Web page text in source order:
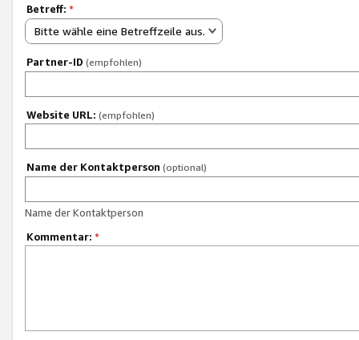
Betreff: *
Bitte wähle eine Betreffzeile aus.
Partner-ID (empfohlen)
Website URL: (empfohlen)
Name der Kontaktperson (optional)
Name der Kontaktperson
Kommentar: *